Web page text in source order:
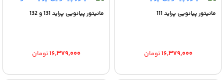
مانیتور پیانویی پراید 111
۱۶,۳۷۹,۰۰۰تومان
مانیتور پیانویی پراید 131 و 132
۱۶,۳۷۹,۰۰۰تومان